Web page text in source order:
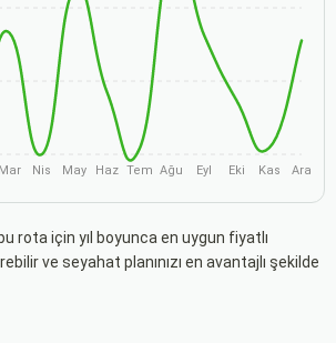
Mar Nis May Haz Tem Ağu Eyl Eki Kas Ara
rota için yıl boyunca en uygun fiyatlı
ve seyahat planınızı en avantajlı şekilde